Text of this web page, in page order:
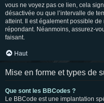
vous ne voyez pas ce lien, cela
désactivée ou que l’intervalle de
atteint. Il est également possible
répondant. Néanmoins, assurez-
faisant.
Haut
Mise en forme et types de
Que sont les BBCodes ?
Le BBCode est une implantation